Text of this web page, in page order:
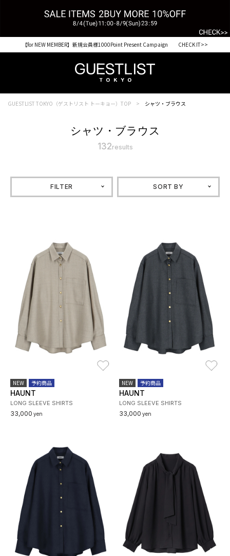
税込33,000円以上ご購入で送料無料 CHECK IT>>
【for NEW MEMBER】新規会員様1000Point Present Campaign CHECK IT>>
GUESTLIST TOKYO（ゲストリスト トーキョー）TOP シャツ・ブラウス
シャツ・ブラウス
132results
FILTER SORT BY
NEW 予約商品
HAUNT
LONG SLEEVE SHIRTS
33,000 yen
NEW 予約商品
HAUNT
LONG SLEEVE SHIRTS
33,000 yen